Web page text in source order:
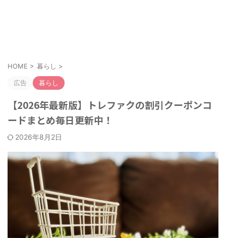
HOME > 暮らし >
広告 暮らし
【2026年最新版】トレファクの割引クーポンコ
ードまとめ毎日更新中！
2026年8月2日